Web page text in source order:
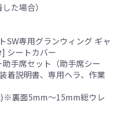
た場合）
専用グランウィング ギャ
シートカバー
手席セット（助手席シー
着説明書、専用ヘラ、作業
)※裏面5mm～15mm総ウレ